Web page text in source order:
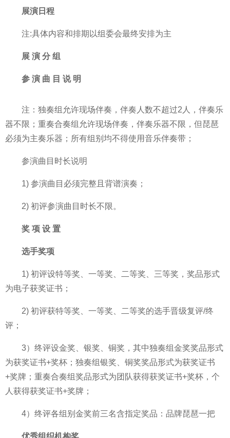
展演日程
注:具体内容和排期以组委会最终安排为主
展 演 分 组
参 演 曲 目 说 明
注：独奏组允许现场伴奏，伴奏人数不超过2人，伴奏乐
器不限；重奏合奏组允许现场伴奏，伴奏乐器不限，但琵琶
必须为主奏乐器；所有组别均不得使用音乐伴奏带；
参演曲目时长说明
1) 参演曲目必须完整且背谱演奏；
2) 初评参演曲目时长不限。
奖 项 设 置
选手奖项
1) 初评设特等奖、一等奖、二等奖、三等奖，奖品形式
为电子获奖证书；
2) 初评获特等奖、一等奖、二等奖的选手晋级复评/终
评；
3）终评设金奖、银奖、铜奖，其中独奏组金奖奖品形式
为获奖证书+奖杯；独奏组银奖、铜奖奖品形式为获奖证书
+奖牌；重奏合奏组奖品形式为团队获得获奖证书+奖杯，个
人获得获奖证书+奖牌；
4）终评各组别金奖前三名含指定奖品：品牌琵琶一把
优秀组织机构奖